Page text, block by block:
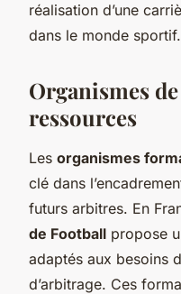
réalisation d’une
dans le monde sportif.
Organismes
ressources
Les organismes
clé dans
futurs arbitres. En
de Football propose
adaptés aux besoins
d’arbitrage. Ces